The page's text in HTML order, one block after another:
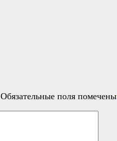
Обязательные поля помечены